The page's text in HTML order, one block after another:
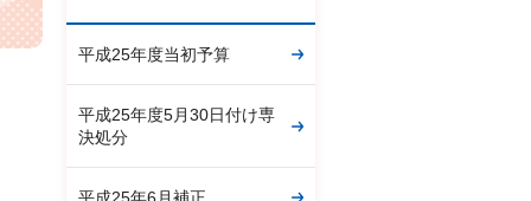
平成25年度当初予算
平成25年度5月30日付け専
決処分